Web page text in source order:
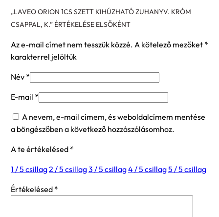
„LAVEO ORION 1CS SZETT KIHÚZHATÓ ZUHANYV. KRÓM
CSAPPAL, K.” ÉRTÉKELÉSE ELSŐKÉNT
Az e-mail címet nem tesszük közzé. A kötelező mezőket *
karakterrel jelöltük
Név *
E-mail *
A nevem, e-mail címem, és weboldalcímem mentése
a böngészőben a következő hozzászólásomhoz.
A te értékelésed *
1 / 5 csillag2 / 5 csillag3 / 5 csillag4 / 5 csillag5 / 5 csillag
Értékelésed *